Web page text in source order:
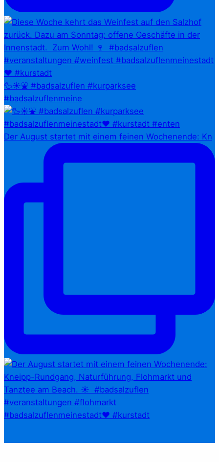
🦆☀️⛲ #badsalzuflen #kurparksee
#badsalzuflenmeine
Der August startet mit einem feinen Wochenende: Kn